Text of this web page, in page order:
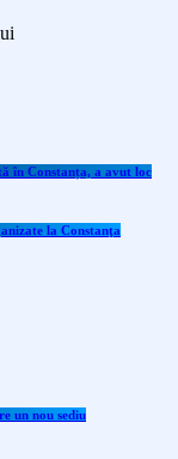
în Constanța, a avut loc
la Constanţa
un nou sediu